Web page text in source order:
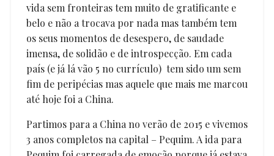
vida sem fronteiras tem muito de gratificante e
belo e não a trocava por nada mas também tem
os seus momentos de desespero, de saudade
imensa, de solidão e de introspecção. Em cada
país (e já lá vão 5 no currículo) tem sido um sem
fim de peripécias mas aquele que mais me marcou
até hoje foi a China.
Partimos para a China no verão de 2015 e vivemos
3 anos completos na capital – Pequim. A ida para